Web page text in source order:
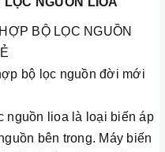
BỘ LỌC NGUỒN
bộ lọc nguồn đời mới
nguồn lioa là loại biến áp
bên trong. Máy biến